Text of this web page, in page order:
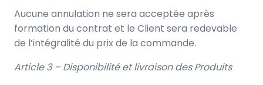
Aucune annulation ne sera acceptée après
formation du contrat et le Client sera redevable
de l’intégralité du prix de la commande.
Article 3 – Disponibilité et livraison des Produits